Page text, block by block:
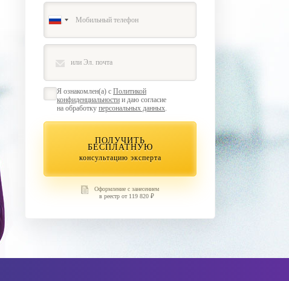
Я ознакомлен(а) с Политикой
конфиденциальности и даю согласие
на обработку персональных данных
ПОЛУЧИТЬ
БЕСПЛАТНУЮ
консультацию эксперта
Оформление с занесением
в реестр от 119 820 ₽